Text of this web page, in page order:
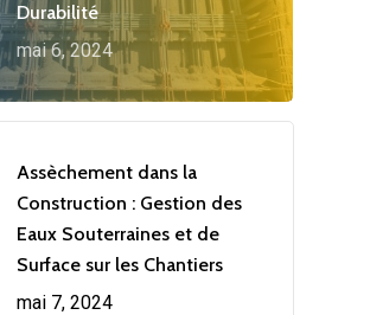
Durabilité
mai 6, 2024
Assèchement dans la
Construction : Gestion des
Eaux Souterraines et de
Surface sur les Chantiers
mai 7, 2024